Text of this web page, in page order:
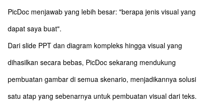
PicDoc menjawab yang lebih besar: "berapa jenis visual yang
dapat saya buat".
Dari slide PPT dan diagram kompleks hingga visual yang
dihasilkan secara bebas, PicDoc sekarang mendukung
pembuatan gambar di semua skenario, menjadikannya solusi
satu atap yang sebenarnya untuk pembuatan visual dari teks.